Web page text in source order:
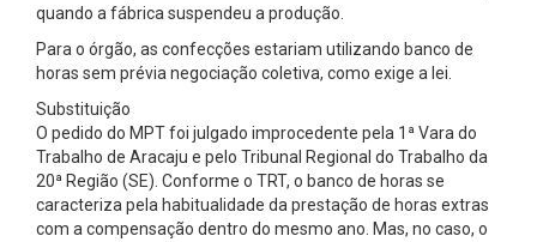
quando a fábrica suspendeu a produção.
Para o órgão, as confecções estariam utilizando banco de
horas sem prévia negociação coletiva, como exige a lei.
Substituição
O pedido do MPT foi julgado improcedente pela 1ª Vara do
Trabalho de Aracaju e pelo Tribunal Regional do Trabalho da
20ª Região (SE). Conforme o TRT, o banco de horas se
caracteriza pela habitualidade da prestação de horas extras
com a compensação dentro do mesmo ano. Mas, no caso, o